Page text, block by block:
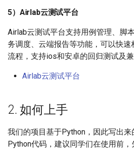
5）Airlab云测试平台
Airlab云测试平台支持用例管理、脚
务调度、云端报告等功能，可以快
流程，支持ios和安卓的回归测试及兼
Airlab云测试平台
2. 如何上手
我们的项目基于Python，因此写出
Python代码，建议同学们在使用前